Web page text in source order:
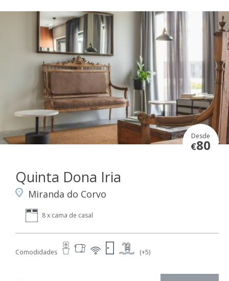
Desde
€80
Quinta Dona Iria
Miranda do Corvo
8 x cama de casal
Comodidades (+5)